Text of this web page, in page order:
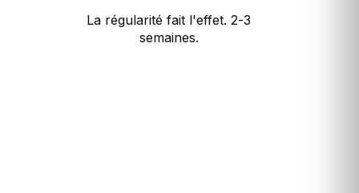
La régularité fait l'effet. 2-3
semaines.